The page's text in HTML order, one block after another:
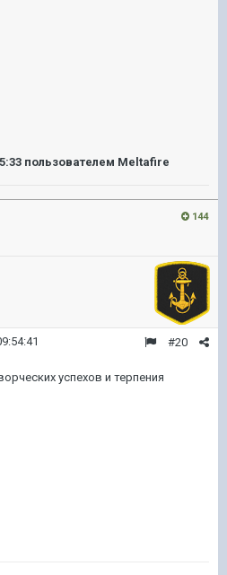
пользователем Meltafire
144
#20
успехов и терпения